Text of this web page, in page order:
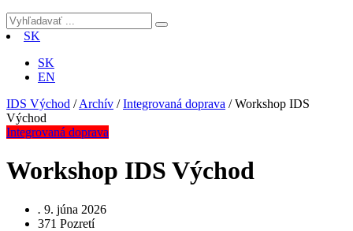
SK
SK
EN
IDS Východ /Archív /Integrovaná doprava /Workshop IDS
Východ
Integrovaná doprava
Workshop IDS Východ
. 9. júna 2026
371 Pozretí